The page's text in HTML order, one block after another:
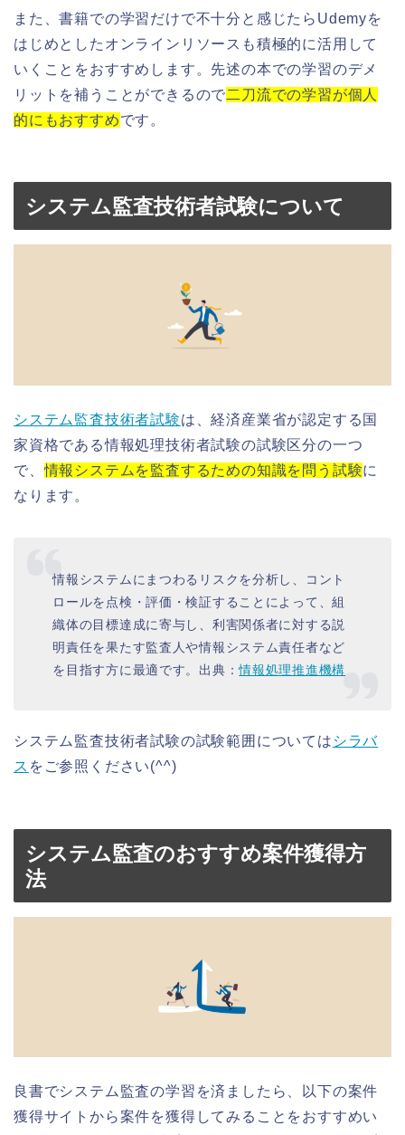
また、書籍での学習だけで不十分と感じたらUdemyを
はじめとしたオンラインリソースも積極的に活用して
いくことをおすすめします。先述の本での学習のデメ
リットを補うことができるので二刀流での学習が個人
的にもおすすめです。
システム監査技術者試験について
システム監査技術者試験は、経済産業省が認定する国
家資格である情報処理技術者試験の試験区分の一つ
で、情報システムを監査するための知識を問う試験に
なります。
情報システムにまつわるリスクを分析し、コント
ロールを点検・評価・検証することによって、組
織体の目標達成に寄与し、利害関係者に対する説
明責任を果たす監査人や情報システム責任者など
を目指す方に最適です。出典：情報処理推進機構
システム監査技術者試験の試験範囲については シラバ
ス をご参照ください(^^)
システム監査のおすすめ案件獲得方
法
良書でシステム監査の学習を済ましたら、以下の案件
獲得サイトから案件を獲得してみることをおすすめい